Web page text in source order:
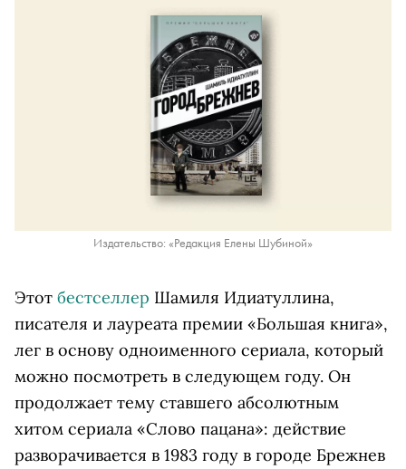
Издательство: «Редакция Елены Шубиной»
Этот бестселлер Шамиля Идиатуллина,
писателя и лауреата премии «Большая книга»,
лег в основу одноименного сериала, который
можно посмотреть в следующем году. Он
продолжает тему ставшего абсолютным
хитом сериала «Слово пацана»: действие
разворачивается в 1983 году в городе Брежнев